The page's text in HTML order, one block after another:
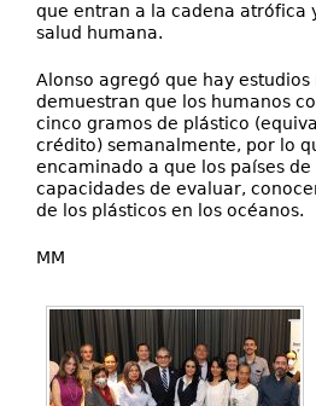
que entran a la cadena atrófica
salud humana.
Alonso agregó que hay estudios
demuestran que los humanos
cinco gramos de plástico
crédito) semanalmente, por lo
encaminado a que los países
capacidades de evaluar,
de los plásticos en los océanos.
MM